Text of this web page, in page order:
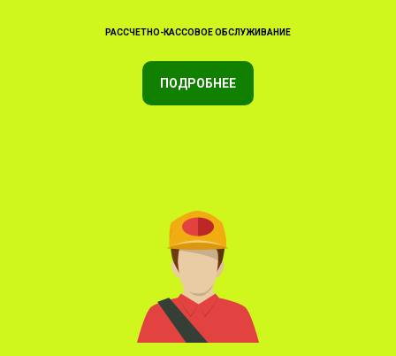
РАССЧЕТНО-КАССОВОЕ ОБСЛУЖИВАНИЕ
ПОДРОБНЕЕ